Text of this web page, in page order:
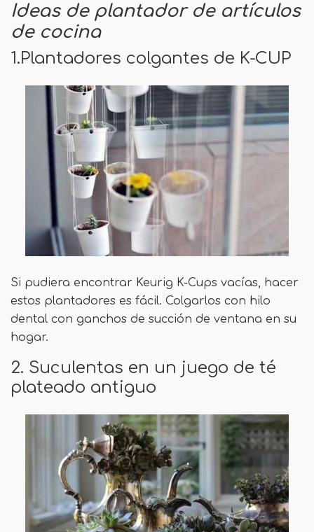
Ideas de plantador de artículos
de cocina
1.Plantadores colgantes de K-CUP
Si pudiera encontrar Keurig K-Cups vacías, hacer
estos plantadores es fácil. Colgarlos con hilo
dental con ganchos de succión de ventana en su
hogar.
2. Suculentas en un juego de té
plateado antiguo